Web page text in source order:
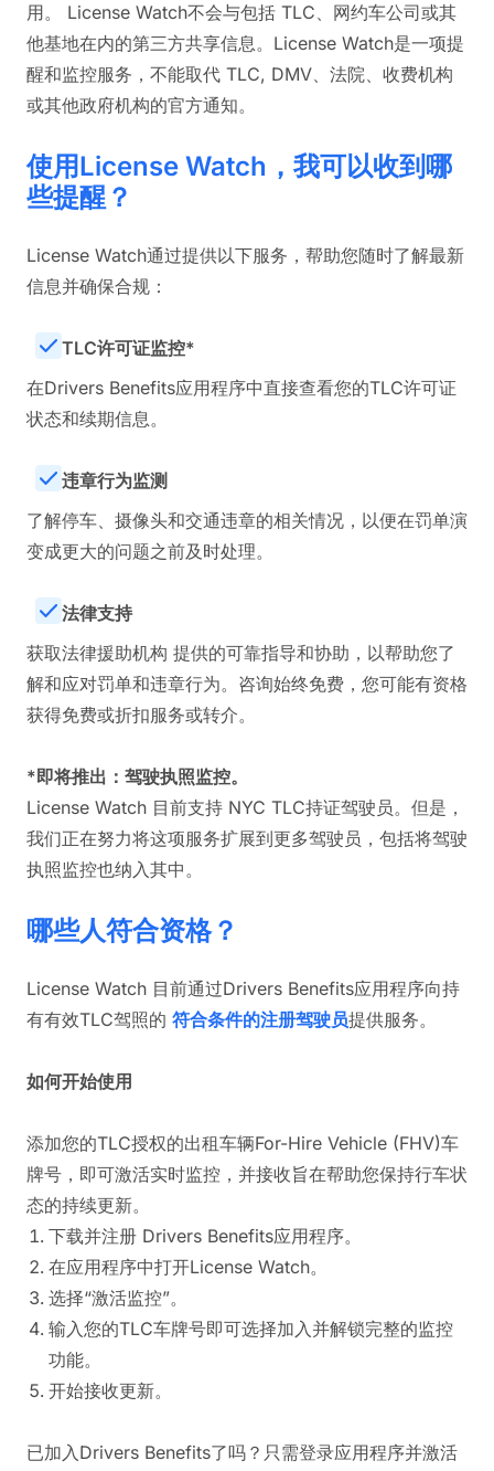
用。 License Watch不会与包括 TLC、网约车公司或其
他基地在内的第三方共享信息。License Watch是一项提
醒和监控服务，不能取代 TLC, DMV、法院、收费机构
或其他政府机构的官方通知。
使用License Watch，我可以收到哪
些提醒？
License Watch通过提供以下服务，帮助您随时了解最新
信息并确保合规：
TLC许可证监控*
在Drivers Benefits应用程序中直接查看您的TLC许可证
状态和续期信息。
违章行为监测
了解停车、摄像头和交通违章的相关情况，以便在罚单演
变成更大的问题之前及时处理。
法律支持
获取法律援助机构 提供的可靠指导和协助，以帮助您了
解和应对罚单和违章行为。咨询始终免费，您可能有资格
获得免费或折扣服务或转介。
*即将推出：驾驶执照监控。
License Watch 目前支持 NYC TLC持证驾驶员。但是，
我们正在努力将这项服务扩展到更多驾驶员，包括将驾驶
执照监控也纳入其中。
哪些人符合资格？
License Watch 目前通过Drivers Benefits应用程序向持
有有效TLC驾照的 符合条件的注册驾驶员提供服务。
如何开始使用
添加您的TLC授权的出租车辆For-Hire Vehicle (FHV)车
牌号，即可激活实时监控，并接收旨在帮助您保持行车状
态的持续更新。
下载并注册 Drivers Benefits应用程序。
在应用程序中打开License Watch。
选择“激活监控”。
输入您的TLC车牌号即可选择加入并解锁完整的监控
功能。
开始接收更新。
已加入Drivers Benefits了吗？只需登录应用程序并激活